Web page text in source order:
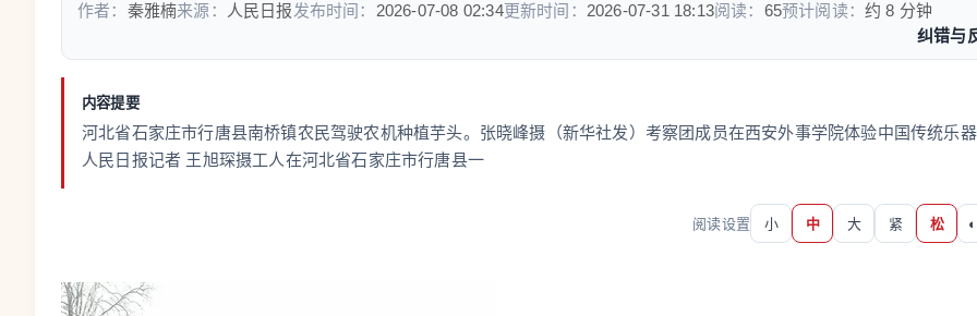
作者： 秦雅楠来源： 人民日报 发布时间： 2026-07-08 02:34更新时间： 2026-07-31 18:13阅读： 65预计阅读：约 8 分钟
纠错与
内容提要
河北省石家庄市行唐县南桥镇农民驾驶农机种植芋头。张晓峰摄（新华社发）考察团成员在西安外事学院体验中国传统乐
人民日报记者 王旭琛摄工人在河北省石家庄市行唐县一
阅读设置 小 中 大 紧 松 ◐